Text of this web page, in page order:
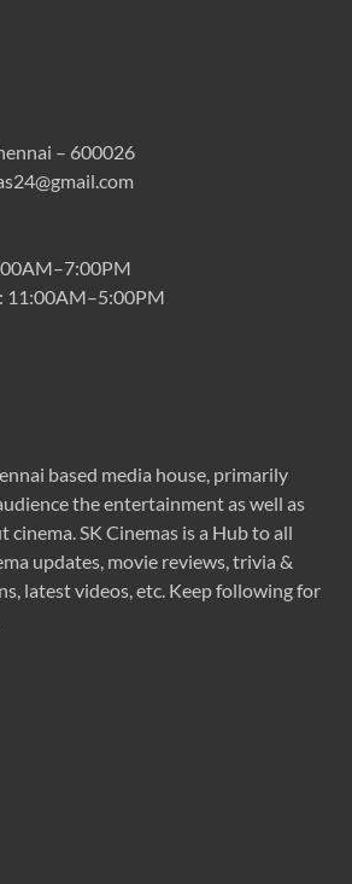
– 600026
11:00AM–5:00PM
based media house, primarily
the entertainment as well as
SK Cinemas is a Hub to all
updates, movie reviews, trivia &
latest videos, etc. Keep following for